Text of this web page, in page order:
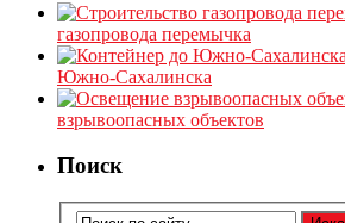
газопровода перемычка
Южно-Сахалинска
взрывоопасных объектов
Поиск